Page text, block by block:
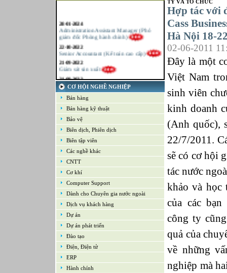
28-01-2024
Administration Assistant Manager (Phó
giám đốc Phòng hành chính)
Senior Accountant (Kế toán cao cấp)
21-09-2022
Giám sát sản xuất
Kế toán tổng hợp – Thuế
16-09-2022
Nhân viên cao cấp NPD - Phát triển sản
phẩm mới
16-09-2022
Giám sát Mua hàng
16-09-2022
Chuyên viên CNTT /Bộ phận Hỗ trợ & Hệ
thống
16-09-2022
Trưởng bộ phận Kho
CƠ HỘI NGHỀ NGHIỆP
Bán hàng
Bán hàng kỹ thuật
Bảo vệ
Biên dịch, Phiên dịch
Biên tập viên
Các nghề khác
CNTT
Cơ khí
Computer Support
Dành cho Chuyên gia nước ngoài
Dịch vụ khách hàng
Dự án
Dự án phát triển
Đào tạo
Điện, Điện tử
ERP
Hành chính
TY VÀ TỔ CHỨC
Hợp tác với
Cass
Hà Nội 18-
02-06-2011
Đây là một
Việt Nam
sinh viên
kinh doanh
(Anh quốc),
22/7/2011.
sẽ có cơ hội
tác nước
khảo và học
của các
công ty
quả của
về những
nghiệp mà